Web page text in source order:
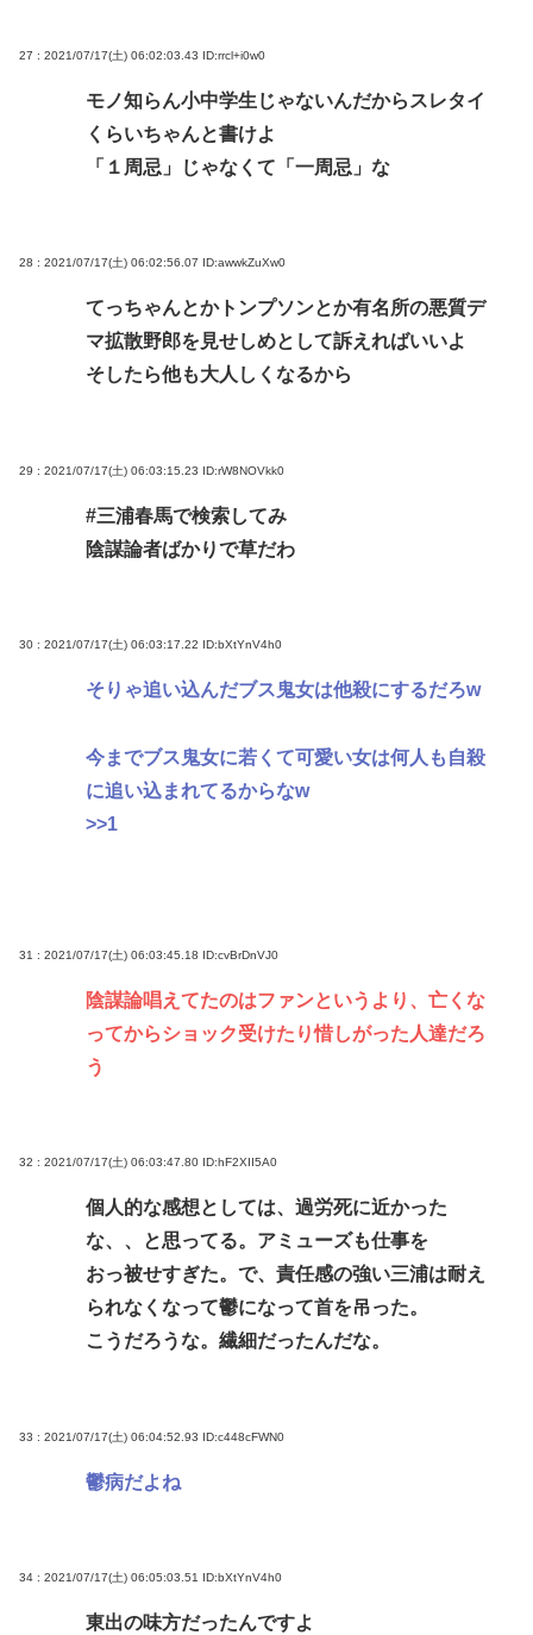
27 : 2021/07/17(土) 06:02:03.43 ID:rrcl+i0w0
モノ知らん小中学生じゃないんだからスレタイ
くらいちゃんと書けよ
「１周忌」じゃなくて「一周忌」な
28 : 2021/07/17(土) 06:02:56.07 ID:awwkZuXw0
てっちゃんとかトンプソンとか有名所の悪質デ
マ拡散野郎を見せしめとして訴えればいいよ
そしたら他も大人しくなるから
29 : 2021/07/17(土) 06:03:15.23 ID:rW8NOVkk0
#三浦春馬で検索してみ
陰謀論者ばかりで草だわ
30 : 2021/07/17(土) 06:03:17.22 ID:bXtYnV4h0
そりゃ追い込んだブス鬼女は他殺にするだろw
今までブス鬼女に若くて可愛い女は何人も自殺
に追い込まれてるからなw
>>1
31 : 2021/07/17(土) 06:03:45.18 ID:cvBrDnVJ0
陰謀論唱えてたのはファンというより、亡くな
ってからショック受けたり惜しがった人達だろ
う
32 : 2021/07/17(土) 06:03:47.80 ID:hF2XII5A0
個人的な感想としては、過労死に近かった
な、、と思ってる。アミューズも仕事を
おっ被せすぎた。で、責任感の強い三浦は耐え
られなくなって鬱になって首を吊った。
こうだろうな。繊細だったんだな。
33 : 2021/07/17(土) 06:04:52.93 ID:c448cFWN0
鬱病だよね
34 : 2021/07/17(土) 06:05:03.51 ID:bXtYnV4h0
東出の味方だったんですよ